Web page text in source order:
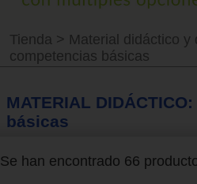
Tienda > Material didáctico y
competencias básicas
MATERIAL
básicas
Se han encontrado 66